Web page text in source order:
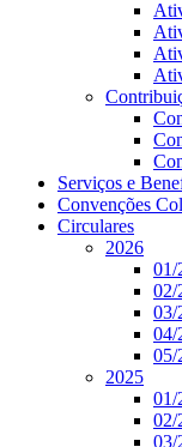
Serviços e
Convenções
Circulares
2026
01/
02/
03/
04/
05/
2025
01/
02/
03/